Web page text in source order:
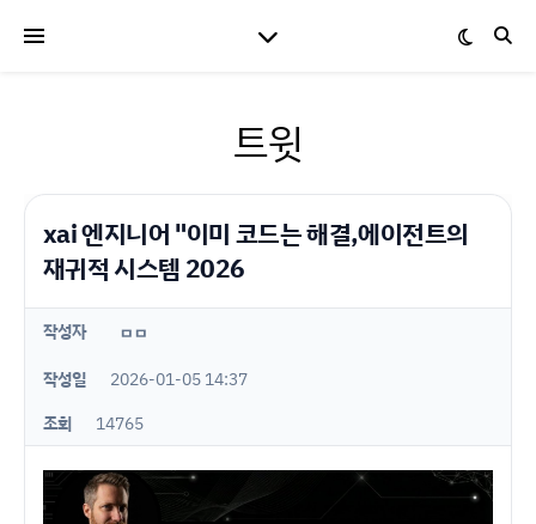
트윗
xai 엔지니어 "이미 코드는 해결,에이전트의
재귀적 시스템 2026
작성자 ㅁㅁ
작성일
2026-01-05 14:37
조회
14765